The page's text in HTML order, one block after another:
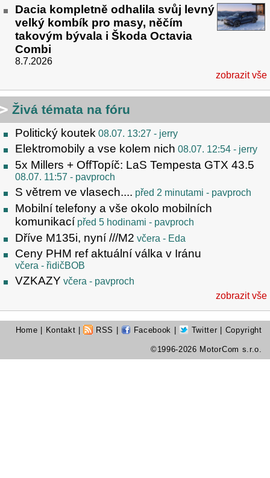
Dacia kompletně odhalila svůj levný
velký kombík pro masy, něčím
takovým bývala i Škoda Octavia
Combi
8.7.2026
zobrazit vše
Živá témata na fóru
Politický koutek 08.07. 13:27 - jerry
Elektromobily a vse kolem nich 08.07. 12:54 - jerry
5x Millers + OffTopíč: LaS Tempesta GTX 43.5
08.07. 11:57 - pavproch
S větrem ve vlasech.... před 2 minutami - pavproch
Mobilní telefony a vše okolo mobilních
komunikací před 5 hodinami - pavproch
Dříve M135i, nyní ///M2 včera - Eda
Ceny PHM ref aktuální válka v Iránu
včera - řidičBOB
VZKAZY včera - pavproch
zobrazit vše
Home Kontakt RSS Facebook Twitter | Copyright
©1996-2026 MotorCom s.r.o.